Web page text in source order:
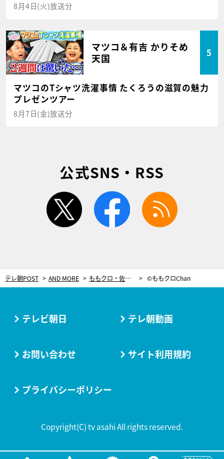
8月4日(火)放送分
マツコ＆有吉 かりそめ
天国
5
マツコのTシャツ洗濯事情 たくろうの滋賀の魅力
プレゼンツアー
8月7日(金)放送分
公式SNS・RSS
twitter facebook
テレ朝POST AND MORE ももクロ・佐々木彩夏に「何ソワソワしてんの？」とツッコまれる！小松靖アナ、約1年ぶりのリポートで… ©ももクロChan
テレビ朝日 テレ朝動画
お問い合わせ サイト利用規約
プライバシーポリシー
Copyright(C) tv asahi All rights reserved.